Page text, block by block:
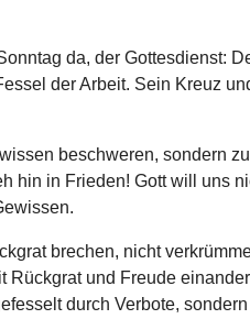
da, der Gottesdienst:
der Arbeit. Sein Kreuz
beschweren, sondern
hin in Frieden! Gott will uns
brechen, nicht
Rückgrat und Freude
durch Verbote,